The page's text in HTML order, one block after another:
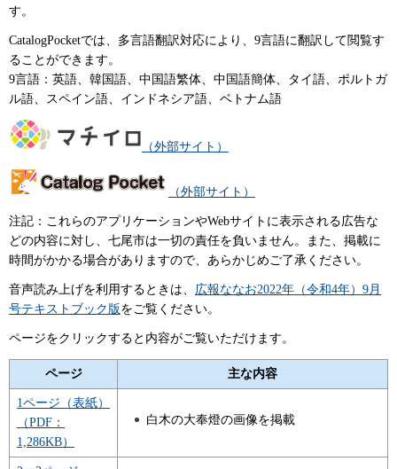
す。
CatalogPocketでは、多言語翻訳対応により、9言語に翻訳して閲覧す
ることができます。
9言語：英語、韓国語、中国語繁体、中国語簡体、タイ語、ポルトガ
ル語、スペイン語、インドネシア語、ベトナム語
（外部サイト）
（外部サイト）
注記：これらのアプリケーションやWebサイトに表示される広告な
どの内容に対し、七尾市は一切の責任を負いません。また、掲載に
時間がかかる場合がありますので、あらかじめご了承ください。
音声読み上げを利用するときは、 広報ななお2022年（令和4年）9月
号テキストブック版 をご覧ください。
ページをクリックすると内容がご覧いただけます。
ページ 主な内容
1ページ（表紙）
（PDF：
1,286KB）
白木の大奉燈の画像を掲載